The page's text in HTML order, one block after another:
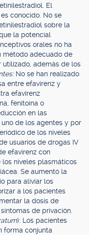
El
conocido. No se
sobre la
la potencial
orales no ha
método adecuado de
además de los
No se han realizado
entre efavirenz y
efavirenz
fenitoína o
en las
de los agentes y por
de los niveles
usuarios de drogas IV
efavirenz con
niveles plasmáticos
Se aumentó la
para aliviar los
a los pacientes
la dosis de
de privación.
): Los pacientes
forma conjunta